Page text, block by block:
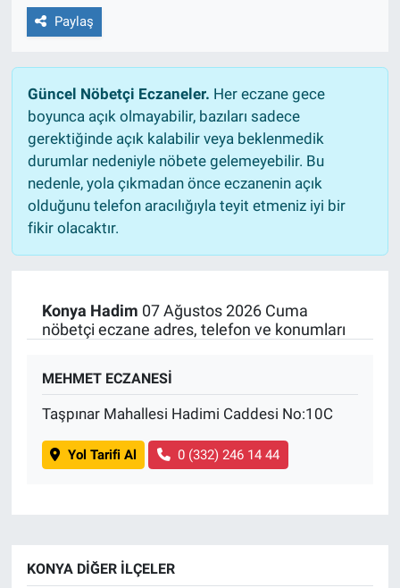
Paylaş
Güncel Nöbetçi Eczaneler. Her eczane gece
boyunca açık olmayabilir, bazıları sadece
gerektiğinde açık kalabilir veya beklenmedik
durumlar nedeniyle nöbete gelemeyebilir. Bu
nedenle, yola çıkmadan önce eczanenin açık
olduğunu telefon aracılığıyla teyit etmeniz iyi bir
fikir olacaktır.
Konya Hadim 07 Ağustos 2026 Cuma
nöbetçi eczane adres, telefon ve konumları
MEHMET ECZANESİ
Taşpınar Mahallesi Hadimi Caddesi No:10C
Yol Tarifi Al 0 (332) 246 14 44
KONYA DIĞER İLÇELER